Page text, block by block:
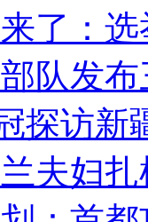
了：
队发
探访新
兰夫妇